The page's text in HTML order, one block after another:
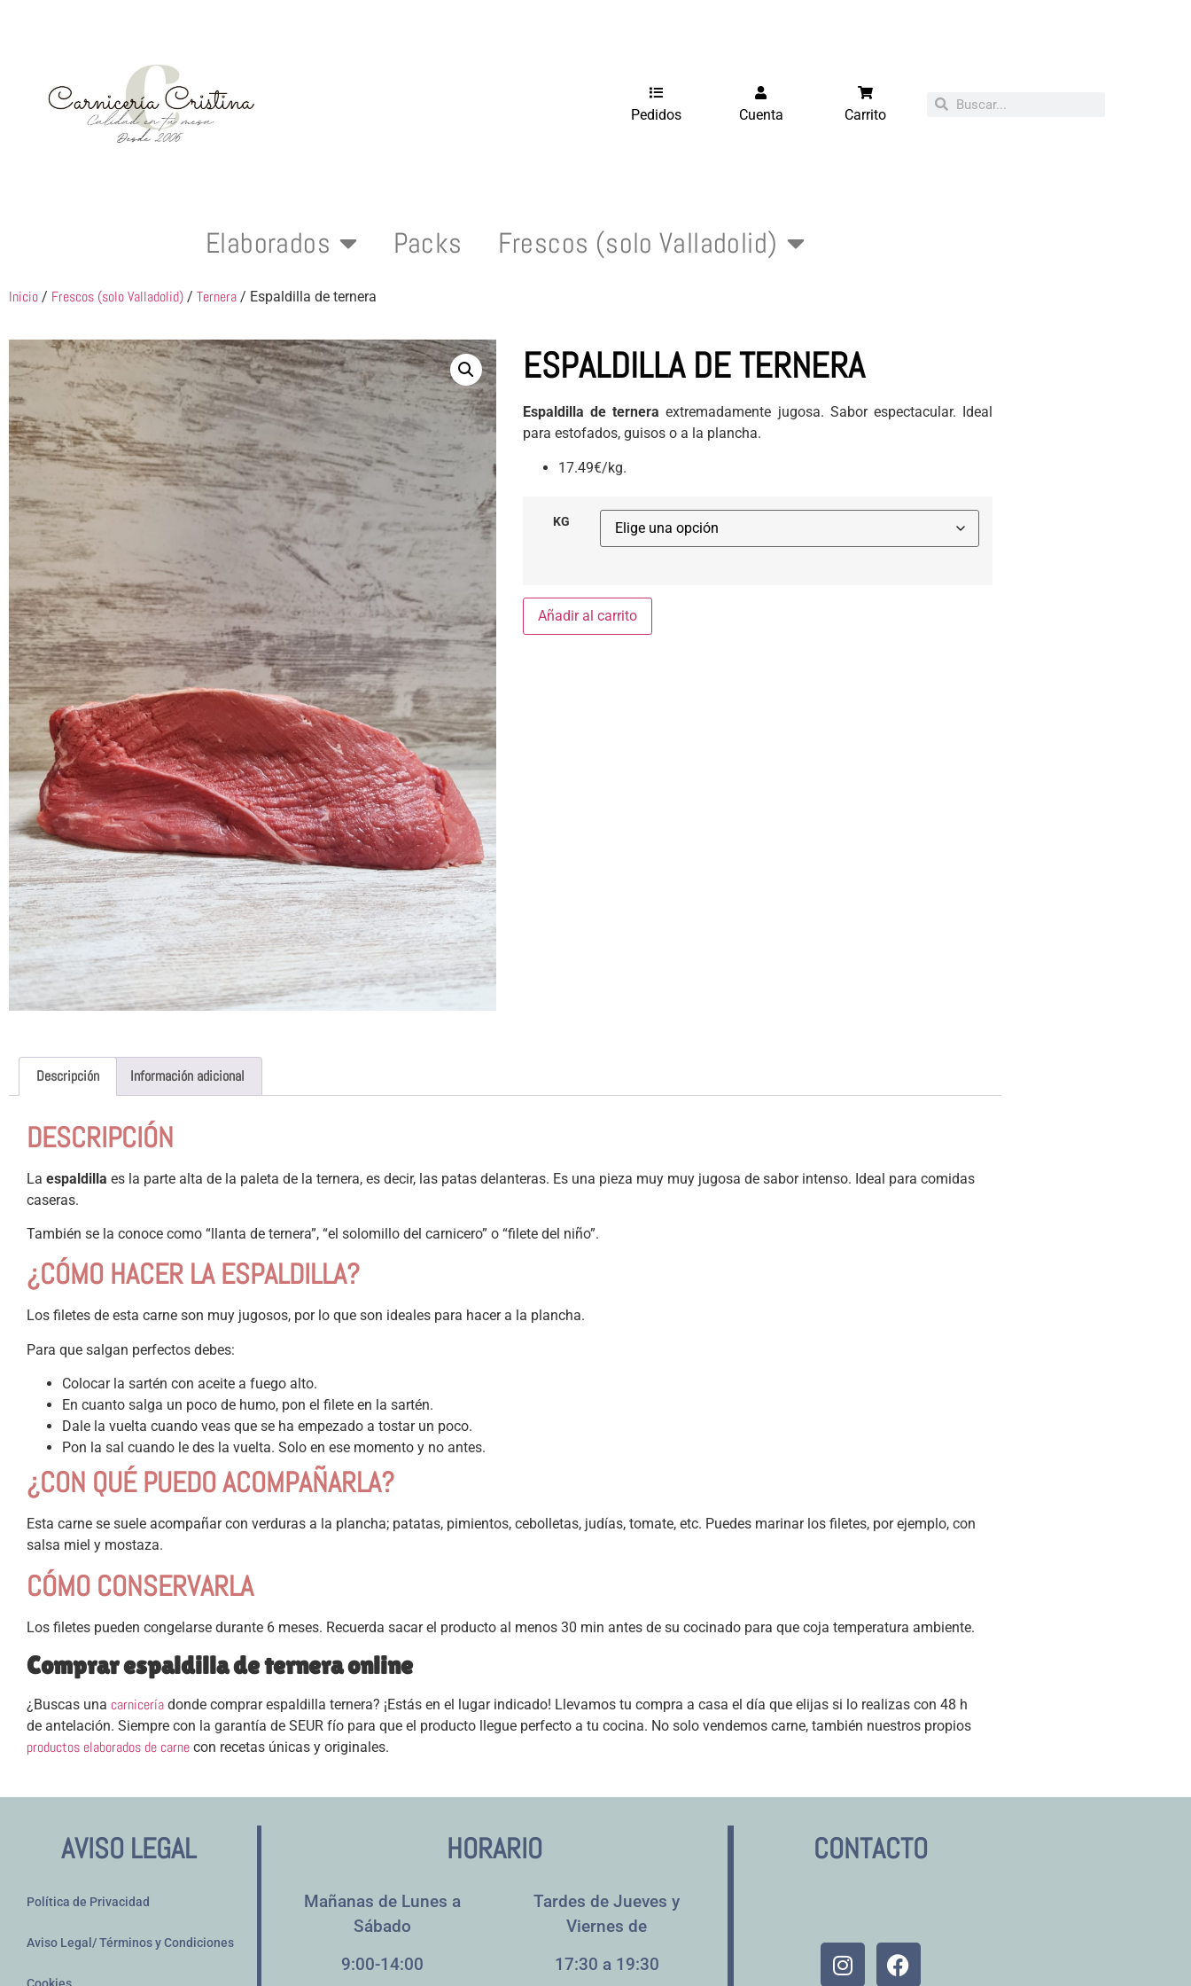
Pedidos Cuenta Carrito
Elaborados Packs Frescos (solo Valladolid)
Inicio / Frescos (solo Valladolid) / Ternera / Espaldilla de ternera
ESPALDILLA DE TERNERA
Espaldilla de ternera extremadamente jugosa. Sabor espectacular. Ideal
para estofados, guisos o a la plancha.
17.49€/kg.
KG
Añadir al carrito
Descripción Información adicional
DESCRIPCIÓN
La espaldilla es la parte alta de la paleta de la ternera, es decir, las patas delanteras. Es una pieza muy muy jugosa de sabor intenso. Ideal para comidas
caseras.
También se la conoce como “llanta de ternera”, “el solomillo del carnicero” o “filete del niño”.
¿CÓMO HACER LA ESPALDILLA?
Los filetes de esta carne son muy jugosos, por lo que son ideales para hacer a la plancha.
Para que salgan perfectos debes:
Colocar la sartén con aceite a fuego alto.
En cuanto salga un poco de humo, pon el filete en la sartén.
Dale la vuelta cuando veas que se ha empezado a tostar un poco.
Pon la sal cuando le des la vuelta. Solo en ese momento y no antes.
¿CON QUÉ PUEDO ACOMPAÑARLA?
Esta carne se suele acompañar con verduras a la plancha; patatas, pimientos, cebolletas, judías, tomate, etc. Puedes marinar los filetes, por ejemplo, con
salsa miel y mostaza.
CÓMO CONSERVARLA
Los filetes pueden congelarse durante 6 meses. Recuerda sacar el producto al menos 30 min antes de su cocinado para que coja temperatura ambiente.
Comprar espaldilla de ternera online
¿Buscas una carnicería donde comprar espaldilla ternera? ¡Estás en el lugar indicado! Llevamos tu compra a casa el día que elijas si lo realizas con 48 h
de antelación. Siempre con la garantía de SEUR fío para que el producto llegue perfecto a tu cocina. No solo vendemos carne, también nuestros propios
productos elaborados de carne con recetas únicas y originales.
AVISO LEGAL
Política de Privacidad
Aviso Legal/ Términos y Condiciones
HORARIO
Mañanas de Lunes a
Sábado
9:00-14:00
Tardes de Jueves y
Viernes de
17:30 a 19:30
CONTACTO